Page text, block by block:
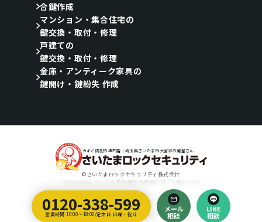
0120-338-599
営業時間 10:00～18:00/定休日 日曜・祝日
メール
相談
LINE
相談
合鍵作成
マンション・集合住宅の
鍵交換・取付・修理
戸建ての
鍵交換・取付・修理
金庫・アンティーク家具の
鍵開け・鍵紛失 作成
カギと防犯の専門店｜埼玉県さいたま市大宮区の鍵屋さん
©さいたまロックセキュリティ株式会社
〒330-0846 さいたま市大宮区大門町3-22-3三協ビル1F
Designed by
埼玉のホームページ制作会社｜ティラノ・クリエイティブ・アーツ